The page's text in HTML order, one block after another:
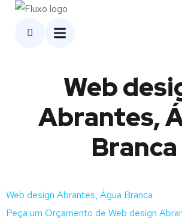
Web
Abrantes,
Branca
Web design Abrantes, Água Branca
Peça um Orçamento de Web design